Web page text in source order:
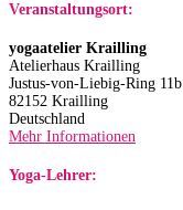
Veranstaltungsort:
yogaatelier Krailling
Atelierhaus Krailling
Justus-von-Liebig-Ring 11b
82152 Krailling
Deutschland
Mehr Informationen
Yoga-Lehrer: